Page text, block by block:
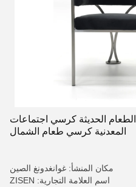
الحديثة كرسي اجتماعات
المعدنية كرسي طعام الشمال
مكان المنشأ: غوانغدونغ الصين
اسم العلامة التجارية: ZISEN